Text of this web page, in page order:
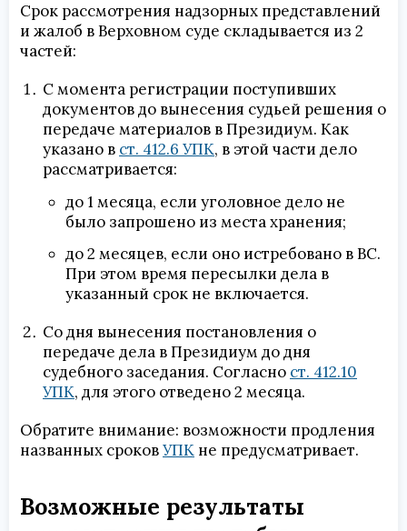
Срок рассмотрения надзорных представлений
и жалоб в Верховном суде складывается из 2
частей:
С момента регистрации поступивших
документов до вынесения судьей решения о
передаче материалов в Президиум. Как
указано в ст. 412.6 УПК, в этой части дело
рассматривается:
до 1 месяца, если уголовное дело не
было запрошено из места хранения;
до 2 месяцев, если оно истребовано в ВС.
При этом время пересылки дела в
указанный срок не включается.
Со дня вынесения постановления о
передаче дела в Президиум до дня
судебного заседания. Согласно ст. 412.10
УПК, для этого отведено 2 месяца.
Обратите внимание: возможности продления
названных сроковУПК не предусматривает.
Возможные результаты